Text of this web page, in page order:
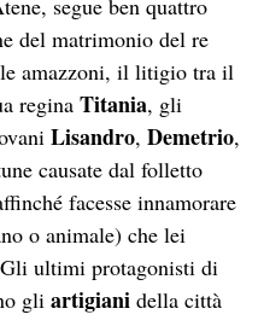
segue ben quattro
del matrimonio del re
amazzoni, il litigio tra il
reginaTitania, gli
Lisandro,Demetrio,
causate dal folletto
facesse innamorare
o animale) che lei
ultimi protagonisti di
gliartigianidella città